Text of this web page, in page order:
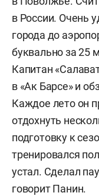
в России. Очень
города до
буквально за 25
Капитан
в «Ак Барсе» и
Каждое лето он
отдохнуть
подготовку к
тренировался
устал. Сделал
говорит Панин.